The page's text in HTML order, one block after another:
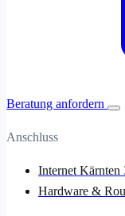
Beratung anfordern
Anschluss
Internet Kärnten
Hardware &